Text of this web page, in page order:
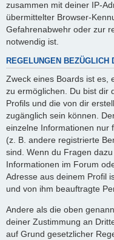
zusammen mit deiner IP-
übermittelter Browser-
Gefahrenabwehr oder zur
notwendig ist.
REGELUNGEN BEZÜGLICH
Zweck eines Boards ist es,
zu ermöglichen. Du bist dir
Profils und die von dir
zugänglich sein können.
einzelne Informationen nur
(z. B. andere registrierte
sind. Wenn du Fragen
Informationen im Forum
Adresse aus deinem Profil
und von ihm beauftragte
Andere als die oben
deiner Zustimmung an
auf Grund gesetzlicher